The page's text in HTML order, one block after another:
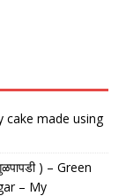
cake made using
) – Green
– My